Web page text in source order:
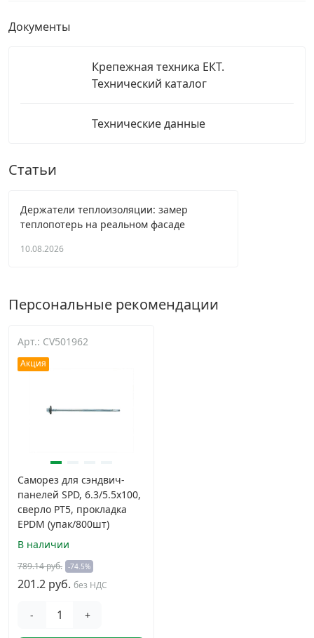
Документы
Крепежная техника ЕКТ.
Технический каталог
Технические данные
Статьи
Держатели теплоизоляции: замер
теплопотерь на реальном фасаде
10.08.2026
Персональные рекомендации
Арт.: CV501962
Акция
Саморез для сэндвич-
панелей SPD, 6.3/5.5х100,
сверло PT5, прокладка
EPDM (упак/800шт)
В наличии
789.14 руб. -74.5%
201.2 руб. без НДС
- +